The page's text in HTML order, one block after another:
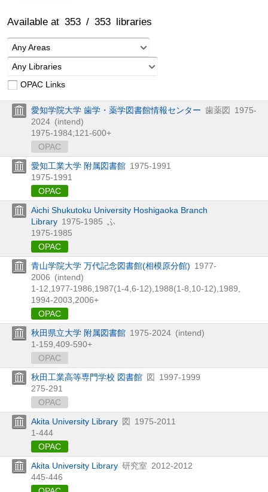
Available at 353 / 353 libraries
Any Areas
Any Libraries
OPAC Links
愛知学院大学 歯学・薬学図書館情報センター 歯薬図 1975-
2024 (intend)
1975-1984;121-600+
OPAC
愛知工業大学 附属図書館 1975-1991
1975-1991
OPAC
Aichi Shukutoku University Hoshigaoka Branch
Library 1975-1985 ふ
1975-1985
OPAC
青山学院大学 万代記念図書館(相模原分館) 1977-
2006 (intend)
1-12, 1977-1986, 1987(1-4, 6-12), 1988(1-8, 10-12), 1989,
1994-2003, 2006+
OPAC
秋田県立大学 附属図書館 1975-2024 (intend)
1-159, 409-590+
OPAC
秋田工業高等専門学校 図書館 図 1997-1999
275-291
OPAC
Akita University Library 図 1975-2011
1-444
OPAC
Akita University Library 研究室 2012-2012
445-446